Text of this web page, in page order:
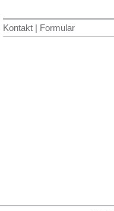
Kontakt | Formular